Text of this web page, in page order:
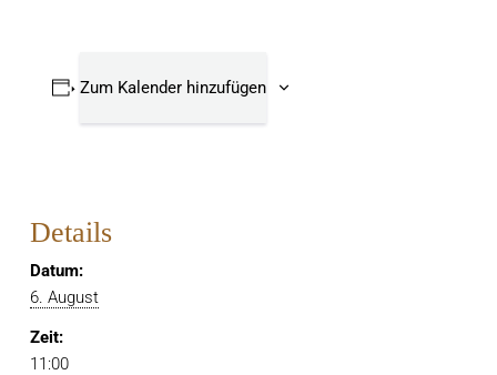
Zum Kalender hinzufügen
Details
Datum:
6. August
Zeit:
11:00